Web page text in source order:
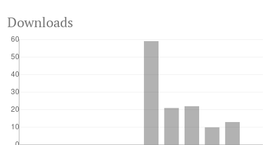
Downloads